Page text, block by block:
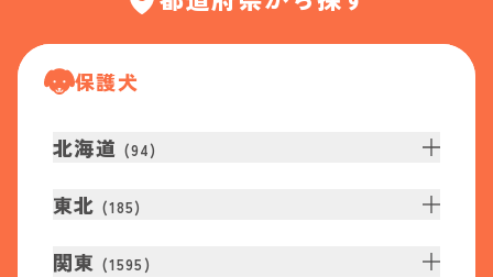
保護犬
北海道 (94)
東北 (185)
関東 (1595 )